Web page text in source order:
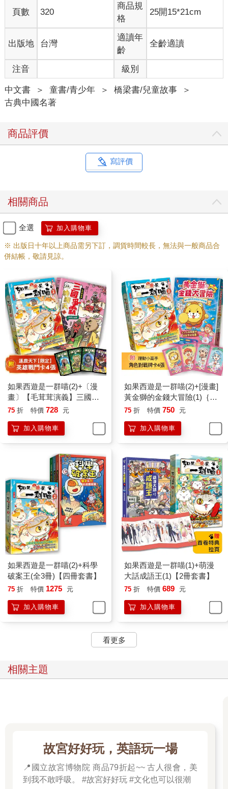
頁數 320
商品規
格
25開15*21cm
出版地 台灣
適讀年
齡
全齡適讀
注音 級別
中文書 ＞ 童書/青少年 ＞ 橋梁書/兒童故事
＞
古典中國名著
商品評價
寫評價
相關商品
全選 加入購物車
※ 出版日十年以上商品需另下訂，調貨時間較長，無法與一般商品合
併結帳，敬請見諒。
如果西遊是一群喵(2)+〔漫
畫〕【毛茸茸演義】三國爭
霸帥翻天(1)【二冊套書】(附
鬥卡４張）
75 折 特價 728 元
加入購物車
如果西遊是一群喵(2)+[漫畫]
黃金獅的金錢大冒險(1)｛附
✦理財小高手．角色對戰牌
75 折 特價 750 元
加入購物車
如果西遊是一群喵(2)+科學
破案王(全3冊)【四冊套書】
75 折 特價 1275 元
加入購物車
如果西遊是一群喵(1)+萌漫
大話成語王(1)【2冊套書】
75 折 特價 689 元
加入購物車
看更多
相關主題
故宮好好玩，英語玩一場
📍國立故宮博物院 商品79折起~~ 古人很會，美
到我不敢呼吸。 #故宮好好玩 #文化也可以很潮